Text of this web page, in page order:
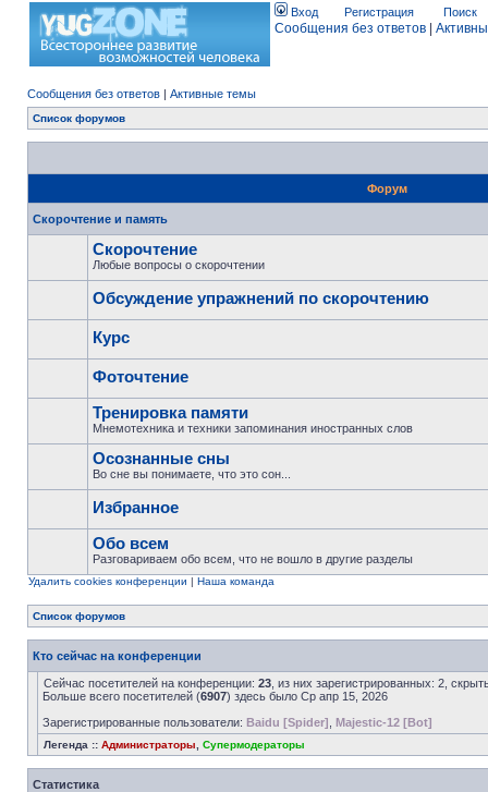
Вход Регистрация Поиск
Сообщения без ответов
Сообщения без ответов | Активные темы
Список форумов
Форум
Скорочтение и память
Скорочтение
Любые вопросы о скорочтении
Обсуждение упражнений по скорочтению
Курс
Фоточтение
Тренировка памяти
Мнемотехника и техники запоминания иностранных слов
Осознанные сны
Во сне вы понимаете, что это сон...
Избранное
Обо всем
Разговариваем обо всем, что не вошло в другие разделы
Удалить cookies конференции | Наша команда
Список форумов
Кто сейчас на конференции
Сейчас посетителей на конференции: 23 , из них зарегистрированных: 2,
Больше всего посетителей (6907) здесь было Ср апр 15, 2026
Зарегистрированные пользователи: Baidu [Spider] Majestic-12 [Bot]
Легенда :: Администраторы Супермодераторы
Статистика